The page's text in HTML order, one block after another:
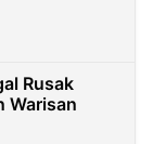
Rusak
Warisan